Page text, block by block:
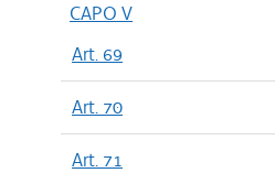
CAPO V
Art. 69
Art. 70
Art. 71